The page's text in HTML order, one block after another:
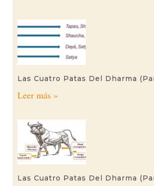
Las Cuatro Patas Del Dharma
Leer más »
Las Cuatro Patas Del Dharma